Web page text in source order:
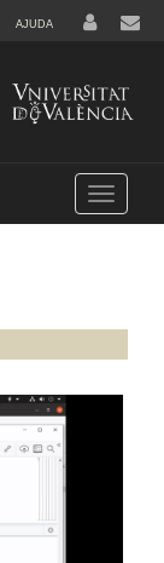
AJUDA
Toggle
navigation